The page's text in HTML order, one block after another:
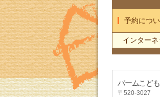
予約につ
インター
パームこど
〒520-3027